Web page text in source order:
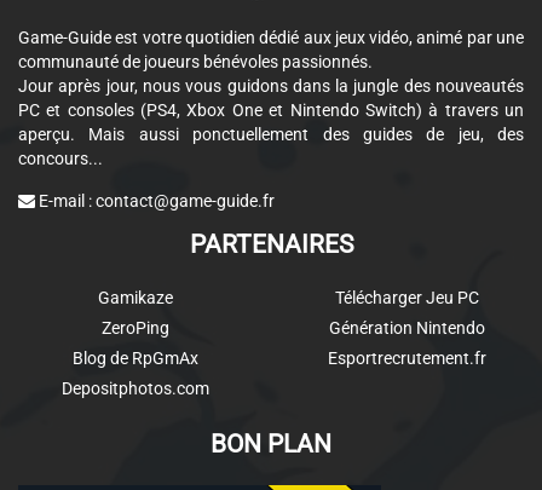
Game-Guide est votre quotidien dédié aux jeux vidéo, animé par une
communauté de joueurs bénévoles passionnés.
Jour après jour, nous vous guidons dans la jungle des nouveautés
PC et consoles (PS4, Xbox One et Nintendo Switch) à travers un
aperçu. Mais aussi ponctuellement des guides de jeu, des
concours...
E-mail :contact@game-guide.fr
PARTENAIRES
Gamikaze
ZeroPing
Blog de RpGmAx
Depositphotos.com
Télécharger Jeu PC
Génération Nintendo
Esportrecrutement.fr
BON PLAN